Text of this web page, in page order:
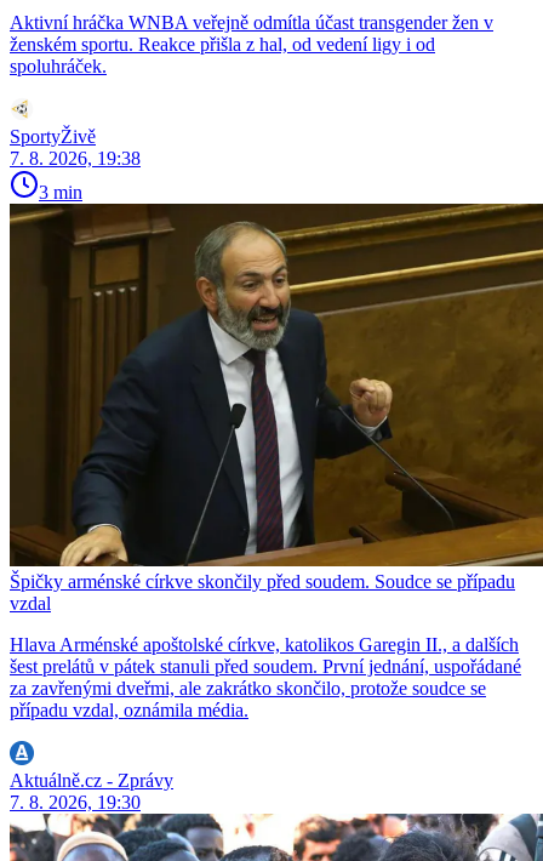
Aktivní hráčka WNBA veřejně odmítla účast transgender žen v
ženském sportu. Reakce přišla z hal, od vedení ligy i od
spoluhráček.
SportyŽivě
7. 8. 2026, 19:38
3 min
Špičky arménské církve skončily před soudem. Soudce se případu
vzdal
Hlava Arménské apoštolské církve, katolikos Garegin II., a dalších
šest prelátů v pátek stanuli před soudem. První jednání, uspořádané
za zavřenými dveřmi, ale zakrátko skončilo, protože soudce se
případu vzdal, oznámila média.
Aktuálně.cz - Zprávy
7. 8. 2026, 19:30